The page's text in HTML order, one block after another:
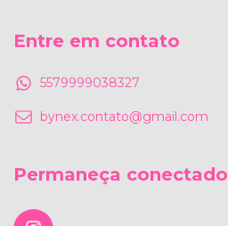
Entre em contato
5579999038327
bynex.contato@gmail.com
Permaneça conectado